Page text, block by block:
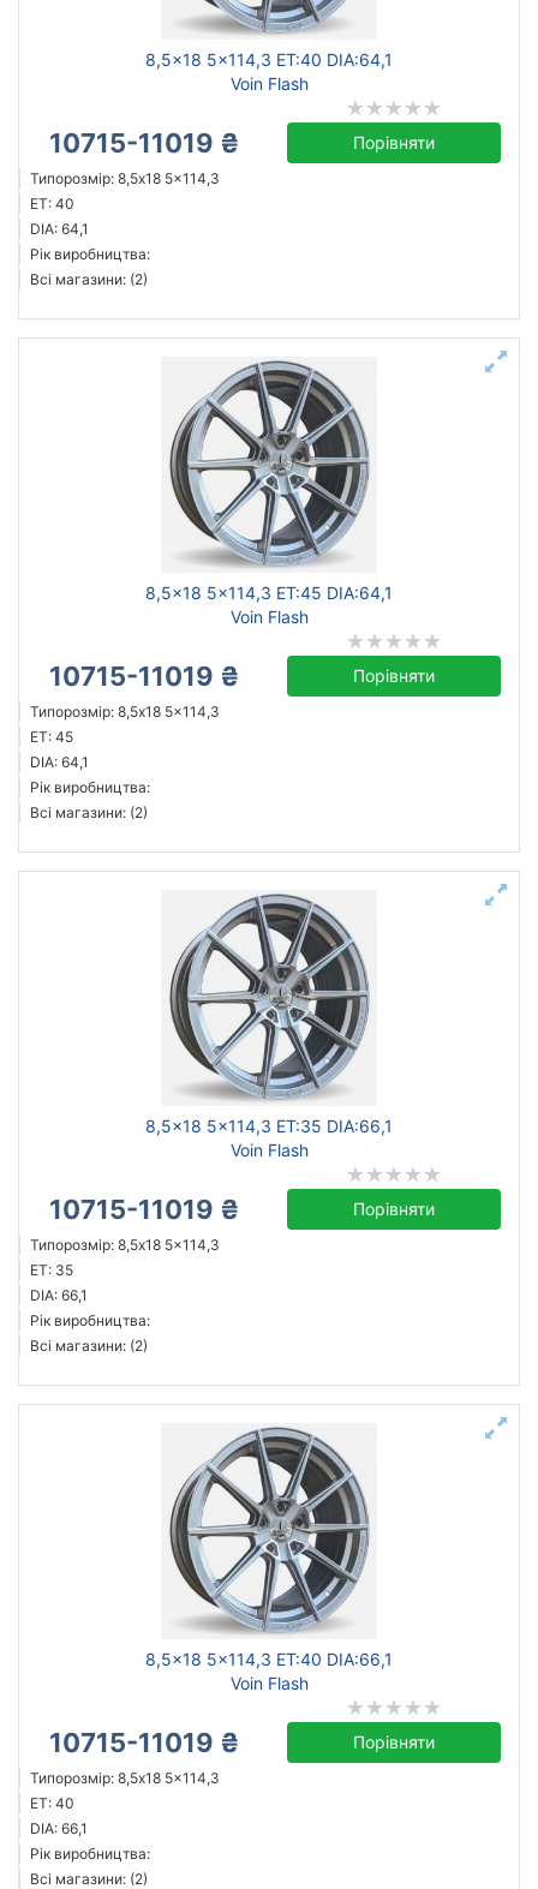
8,5x18 5x114,3 ET:40 DIA:64,1
Voin Flash
10715-11019 ₴ Порівняти
Типорозмір: 8,5x18 5x114,3
ET: 40
DIA: 64,1
Рік виробництва:
Всі магазини: (2)
8,5x18 5x114,3 ET:45 DIA:64,1
Voin Flash
10715-11019 ₴ Порівняти
Типорозмір: 8,5x18 5x114,3
ET: 45
DIA: 64,1
Рік виробництва:
Всі магазини: (2)
8,5x18 5x114,3 ET:35 DIA:66,1
Voin Flash
10715-11019 ₴ Порівняти
Типорозмір: 8,5x18 5x114,3
ET: 35
DIA: 66,1
Рік виробництва:
Всі магазини: (2)
8,5x18 5x114,3 ET:40 DIA:66,1
Voin Flash
10715-11019 ₴ Порівняти
Типорозмір: 8,5x18 5x114,3
ET: 40
DIA: 66,1
Рік виробництва:
Всі магазини: (2)